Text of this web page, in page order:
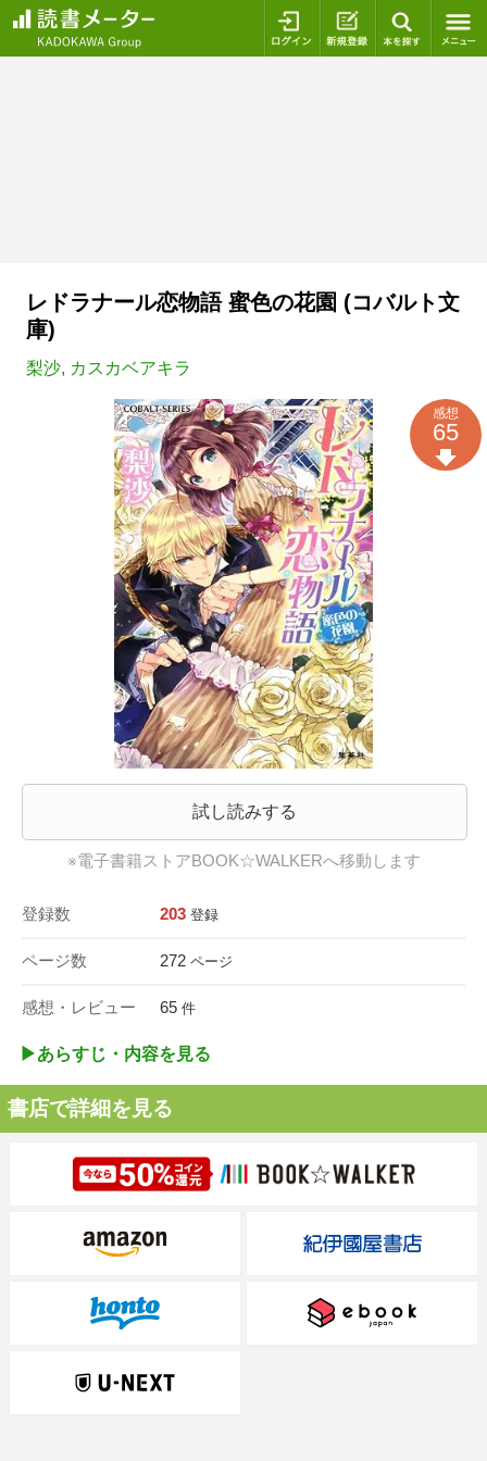
ログイン 新規登録
レドラナール恋物語 蜜色の花園 (コバルト文
庫)
梨沙, カスカベアキラ
試し読みする
※電子書籍ストアBOOK☆WALKERへ移動します
登録数 203 登録
ページ数 272 ページ
感想・レビュー 65 件
感想
65
▶︎あらすじ・内容を見る
書店で詳細を見る